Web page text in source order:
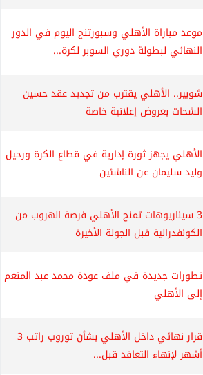
موعد مباراة الأهلي وسبورتنج اليوم في الدور
النهائي لبطولة دوري السوبر لكرة...
شوبير.. الأهلي يقترب من تجديد عقد حسين
الشحات بعروض إعلانية خاصة
الأهلي يجهز ثورة إدارية في قطاع الكرة ورحيل
وليد سليمان عن الناشئين
3 سيناريوهات تمنح الأهلي فرصة الهروب من
الكونفدرالية قبل الجولة الأخيرة
تطورات جديدة في ملف عودة محمد عبد المنعم
إلى الأهلي
قرار نهائي داخل الأهلي بشأن توروب راتب 3
أشهر لإنهاء التعاقد قبل...